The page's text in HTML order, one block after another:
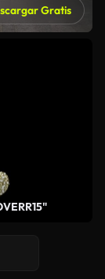
Gratis